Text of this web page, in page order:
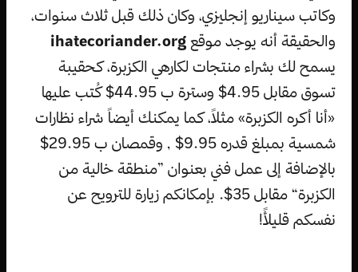
وكاتب سيناريو إنجليزي، وكان ذلك قبل ثلاث سنوات،
والحقيقة أنه يوجد موقع ihatecoriander.org
يسمح لك بشراء منتجات لكارهي الكزبرة، كحقيبة
تسوق مقابل 4.95$ وسترة ب 44.95$ كُتب عليها
«أنا أكره الكزبرة» مثلاً، كما يمكنك أيضاً شراء نظارات
شمسية بمبلغ قدره 9.95$ , وقمصان ب 29.95$
بالإضافة إلى عمل فني بعنوان ”منطقة خالية من
الكزبرة“ مقابل 35$. بإمكانكم زيارة للترويح عن
نفسكم قليلأً!